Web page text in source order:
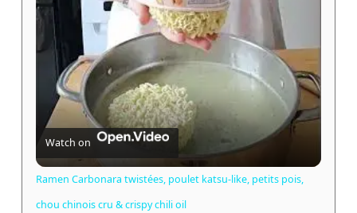
Watch on
Ramen Carbonara twistées, poulet katsu-like, petits pois,
chou chinois cru & crispy chili oil